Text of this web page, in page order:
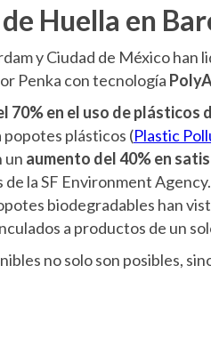
Huella en
y Ciudad de México han
Penka con tecnología
70% en el uso de plásticos
plásticos (Plastic
un aumento del 40% en
la SF Environment Agency.
biodegradables han
a productos de un
no solo son posibles,